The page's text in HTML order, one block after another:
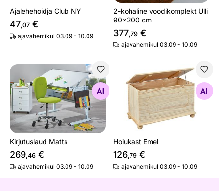
Ajalehehoidja Club NY
47,07 €
ajavahemikul 03.09 - 10.09
2-kohaline voodikomplekt Ulli
90x200 cm
377,79 €
ajavahemikul 03.09 - 10.09
Kirjutuslaud Matts
Otsi sarnaseid
Kirjutuslaud Matts
269,46 €
ajavahemikul 03.09 - 10.09
Hoiukast Emel
Otsi sarnaseid
Hoiukast Emel
126,79 €
ajavahemikul 03.09 - 10.09